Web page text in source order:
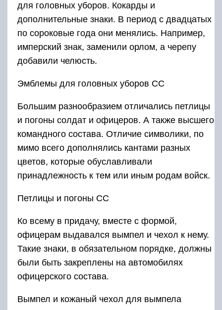
для головных уборов. Кокарды и
дополнительные знаки. В период с двадцатых
по сороковые года они менялись. Например,
имперский знак, заменили орлом, а черепу
добавили челюсть.
Эмблемы для головных уборов СС
Большим разнообразием отличались петлицы
и погоны солдат и офицеров. А также высшего
командного состава. Отличие символики, по
мимо всего дополнялись кантами разных
цветов, которые обуславливали
принадлежность к тем или иным родам войск.
Петлицы и погоны СС
Ко всему в придачу, вместе с формой,
офицерам выдавался вымпел и чехол к нему.
Такие знаки, в обязательном порядке, должны
были быть закреплены на автомобилях
офицерского состава.
Вымпел и кожаный чехол для вымпела